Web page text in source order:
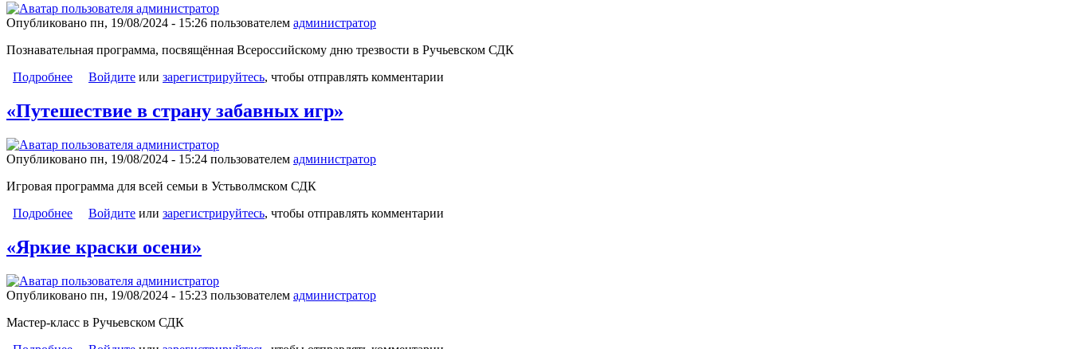
Опубликовано пн, 19/08/2024 - 15:26 пользователем администратор
Познавательная программа, посвящённая Всероссийскому дню трезвости в Ручьевском СДК
Подробнее о «В трезвости – сила»
Войдите или зарегистрируйтесь, чтобы отправлять комментарии
«Путешествие в страну забавных игр»
Опубликовано пн, 19/08/2024 - 15:24 пользователем администратор
Игровая программа для всей семьи в Устьволмском СДК
Подробнее о «Путешествие в страну забавных игр»
Войдите или зарегистрируйтесь, чтобы отправлять комментарии
«Яркие краски осени»
Опубликовано пн, 19/08/2024 - 15:23 пользователем администратор
Мастер-класс в Ручьевском СДК